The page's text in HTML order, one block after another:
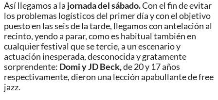
Así llegamos a la jornada del sábado.Con el fin de evitar
los problemas logísticos del primer día y con el objetivo
puesto en las seis de la tarde, llegamos con antelación al
recinto, yendo a parar, como es habitual también en
cualquier festival que se tercie, a un escenario y
actuación inesperada, desconocida y gratamente
sorprendente: Domi y JD Beck,de 20 y 17 años
respectivamente, dieron una lección apabullante de free
jazz.